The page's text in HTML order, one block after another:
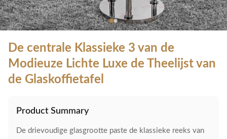
De centrale Klassieke 3 van de
Modieuze Lichte Luxe de Theelijst van
de Glaskoffietafel
Product Summary
De drievoudige glasgrootte paste de klassieke reeks van